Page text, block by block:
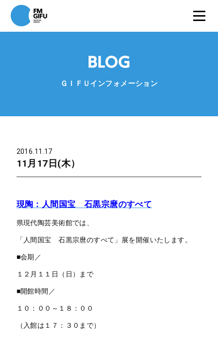
ＧＩＦＵインフォメーション
2016.11.17
11月17日(木）
現陶：人間国宝 石黒宗麿のすべて
県現代陶芸美術館では、
「人間国宝 石黒宗麿のすべて」展を開催いたします。
■会期／
１２月１１日（日）まで
■開館時間／
１０：００～１８：００
（入館は１７：３０まで）